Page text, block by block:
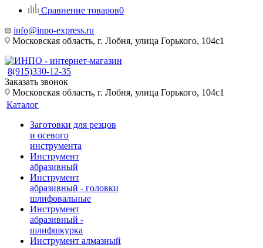
Сравнение товаров0
info@inpo-express.ru
Московская область, г. Лобня, улица Горького, 104с1
8(915)330-12-35
Заказать звонок
Московская область, г. Лобня, улица Горького, 104с1
Каталог
Заготовки для резцов
и осевого
инструмента
Инструмент
абразивный
Инструмент
абразивный - головки
шлифовальные
Инструмент
абразивный -
шлифшкурка
Инструмент алмазный